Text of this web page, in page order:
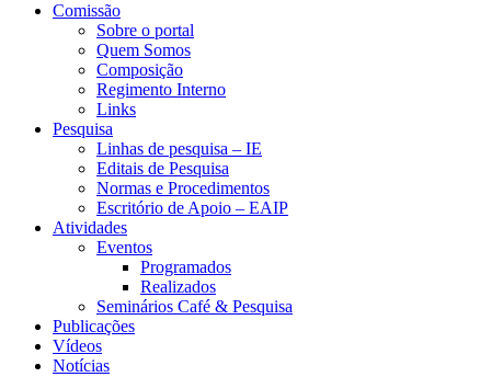
Comissão
Sobre o portal
Quem Somos
Composição
Regimento Interno
Links
Pesquisa
Linhas de pesquisa – IE
Editais de Pesquisa
Normas e Procedimentos
Escritório de Apoio – EAIP
Atividades
Eventos
Programados
Realizados
Seminários Café & Pesquisa
Publicações
Vídeos
Notícias